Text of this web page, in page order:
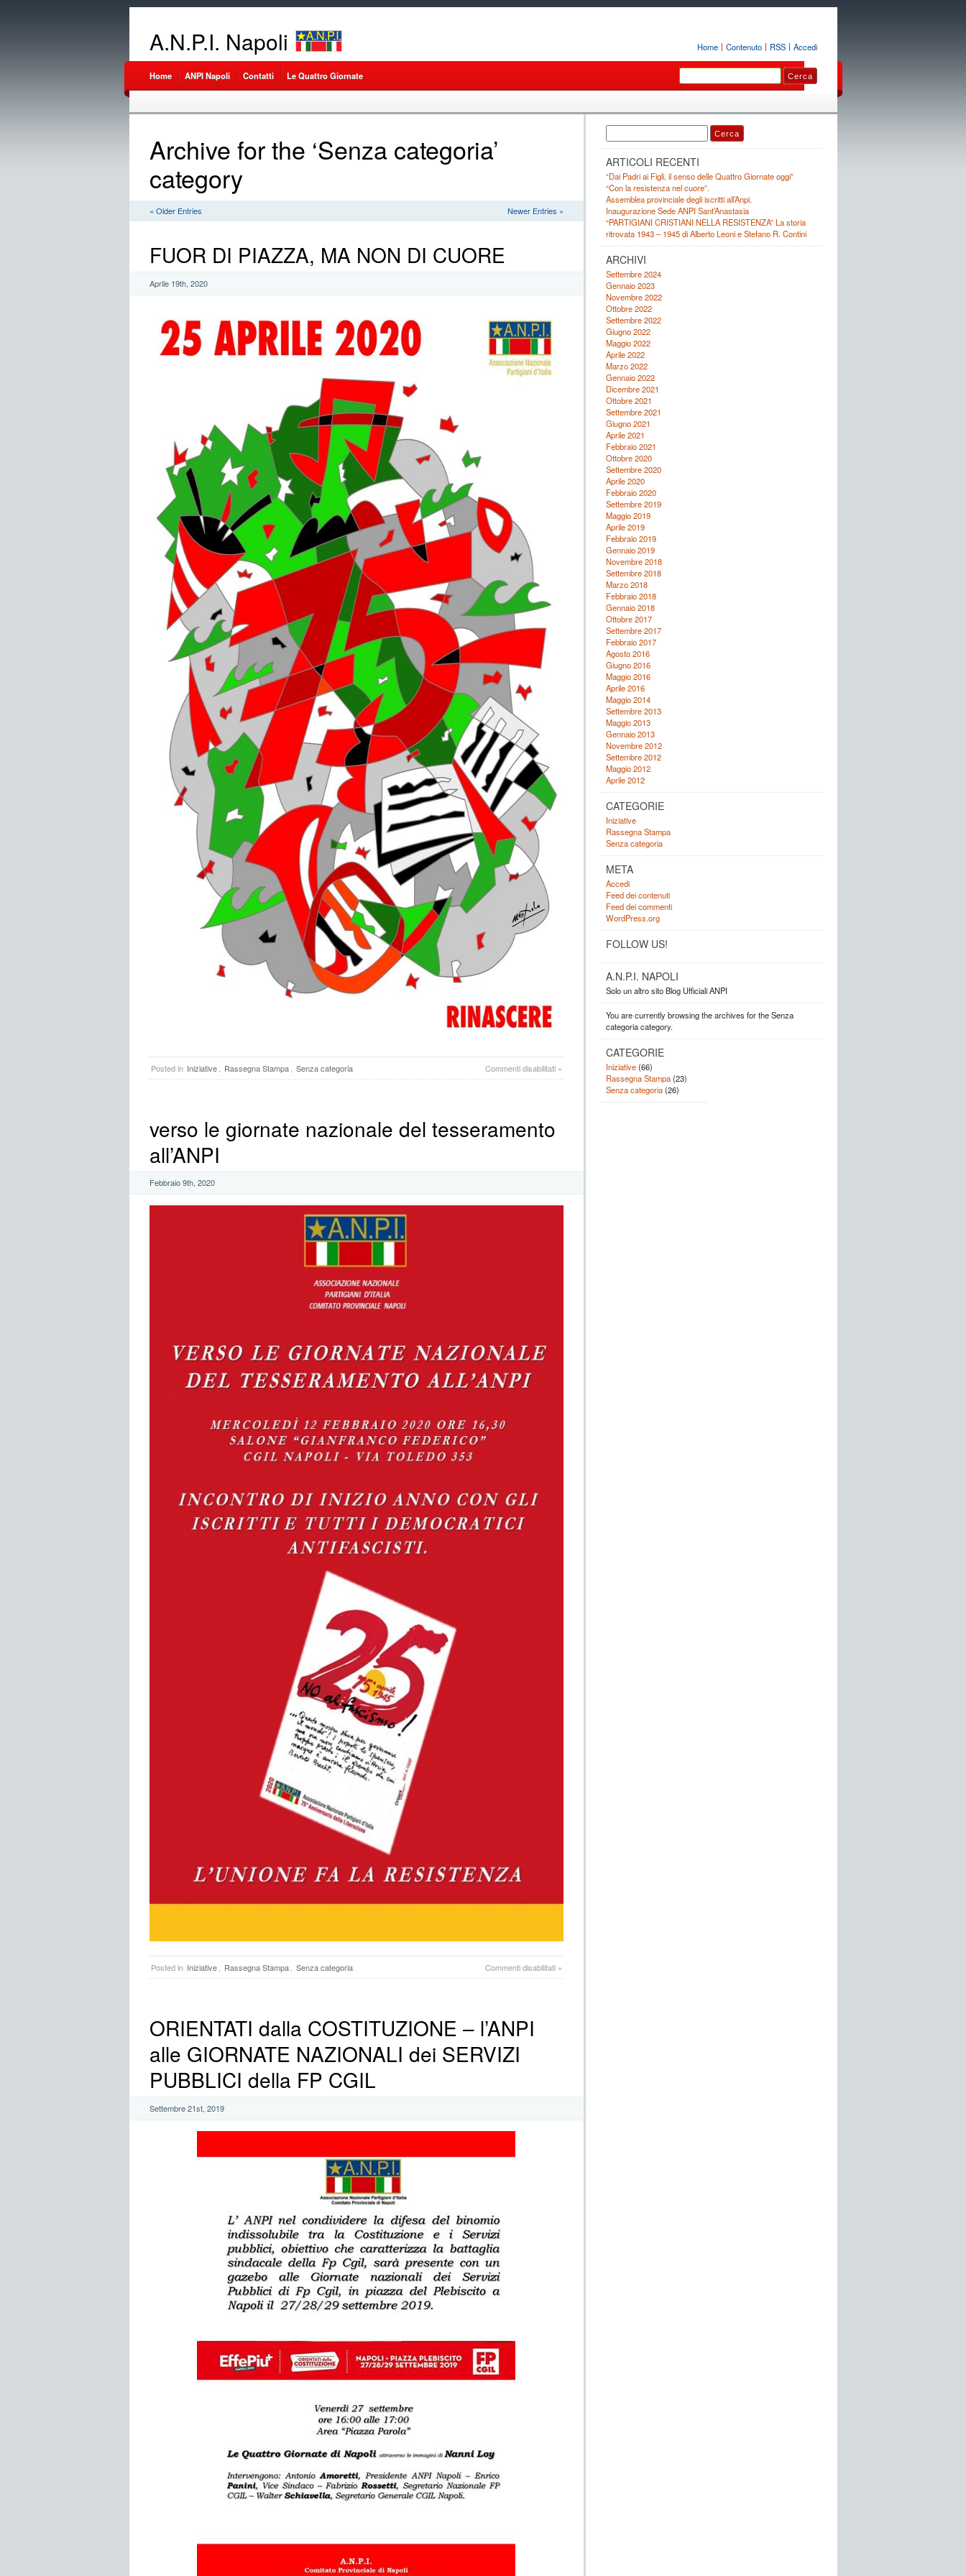
Home Contenuto RSS Accedi
A.N.P.I. Napoli
Home ANPI Napoli Contatti Le Quattro Giornate
Archive for the ‘Senza categoria’
category
« Older Entries Newer Entries »
FUOR DI PIAZZA, MA NON DI CUORE
Aprile 19th, 2020
Commenti disabilitatisu
FUOR
DI
»
Posted in Iniziative Rassegna Stampa Senza categoria
verso le giornate nazionale del tesseramento
all’ANPI
Febbraio 9th, 2020
Commenti disabilitatisu
verso
»
Posted in Iniziative , Rassegna Stampa , Senza categoria
ORIENTATI dalla COSTITUZIONE – l’ANPI
alle GIORNATE NAZIONALI dei SERVIZI
PUBBLICI della FP CGIL
Settembre 21st, 2019
Ricerca
per:
ARTICOLI RECENTI
“Dai Padri ai Figli, il senso delle Quattro Giornate oggi”
“Con la resistenza nel cuore”.
Assemblea provinciale degli iscritti all’Anpi.
Inaugurazione Sede ANPI Sant’Anastasia
“PARTIGIANI CRISTIANI NELLA RESISTENZA” La storia
ritrovata 1943 – 1945 di Alberto Leoni e Stefano R. Contini
ARCHIVI
Settembre 2024
Gennaio 2023
Novembre 2022
Ottobre 2022
Settembre 2022
Giugno 2022
Maggio 2022
Aprile 2022
Marzo 2022
Gennaio 2022
Dicembre 2021
Ottobre 2021
Settembre 2021
Giugno 2021
Aprile 2021
Febbraio 2021
Ottobre 2020
Settembre 2020
Aprile 2020
Febbraio 2020
Settembre 2019
Maggio 2019
Aprile 2019
Febbraio 2019
Gennaio 2019
Novembre 2018
Settembre 2018
Marzo 2018
Febbraio 2018
Gennaio 2018
Ottobre 2017
Settembre 2017
Febbraio 2017
Agosto 2016
Giugno 2016
Maggio 2016
Aprile 2016
Maggio 2014
Settembre 2013
Maggio 2013
Gennaio 2013
Novembre 2012
Settembre 2012
Maggio 2012
Aprile 2012
CATEGORIE
Iniziative
Rassegna Stampa
Senza categoria
META
Accedi
Feed dei contenuti
Feed dei commenti
WordPress.org
FOLLOW US!
A.N.P.I. NAPOLI
Solo un altro sito Blog Ufficiali ANPI
You are currently browsing the archives for the Senza
categoria category.
CATEGORIE
Iniziative(66)
Rassegna Stampa(23)
Senza categoria(26)